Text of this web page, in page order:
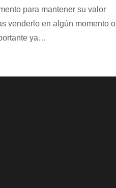
para mantener su valor
venderlo en algún momento o
ya…